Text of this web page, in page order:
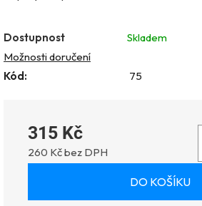
Dostupnost
Skladem
Možnosti doručení
Kód:
75
315 Kč
260 Kč bez DPH
DO KOŠÍKU